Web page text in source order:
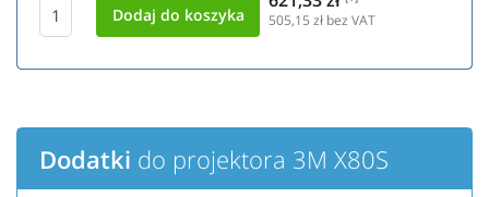
505,15 zł bez VAT
Dodatki do projektora 3M X80S